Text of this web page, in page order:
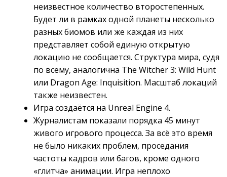
неизвестное количество второстепенных.
Будет ли в рамках одной планеты несколько
разных биомов или же каждая из них
представляет собой единую открытую
локацию не сообщается. Структура мира, судя
по всему, аналогична The Witcher 3: Wild Hunt
или Dragon Age: Inquisition. Масштаб локаций
также неизвестен.
Игра создаётся на Unreal Engine 4.
Журналистам показали порядка 45 минут
живого игрового процесса. За всё это время
не было никаких проблем, проседания
частоты кадров или багов, кроме одного
«глитча» анимации. Игра неплохо